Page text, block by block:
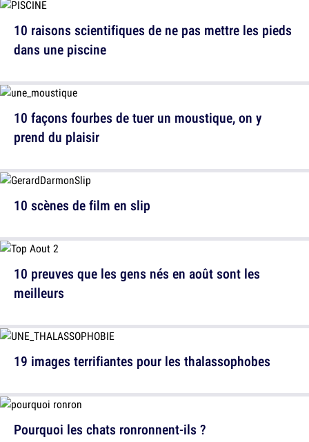
10 raisons scientifiques de ne pas mettre les pieds
dans une piscine
10 scènes de film en slip
19 images terrifiantes pour les thalassophobes
10 façons fourbes de tuer un moustique, on y
prend du plaisir
10 preuves que les gens nés en août sont les
meilleurs
Pourquoi les chats ronronnent-ils ?